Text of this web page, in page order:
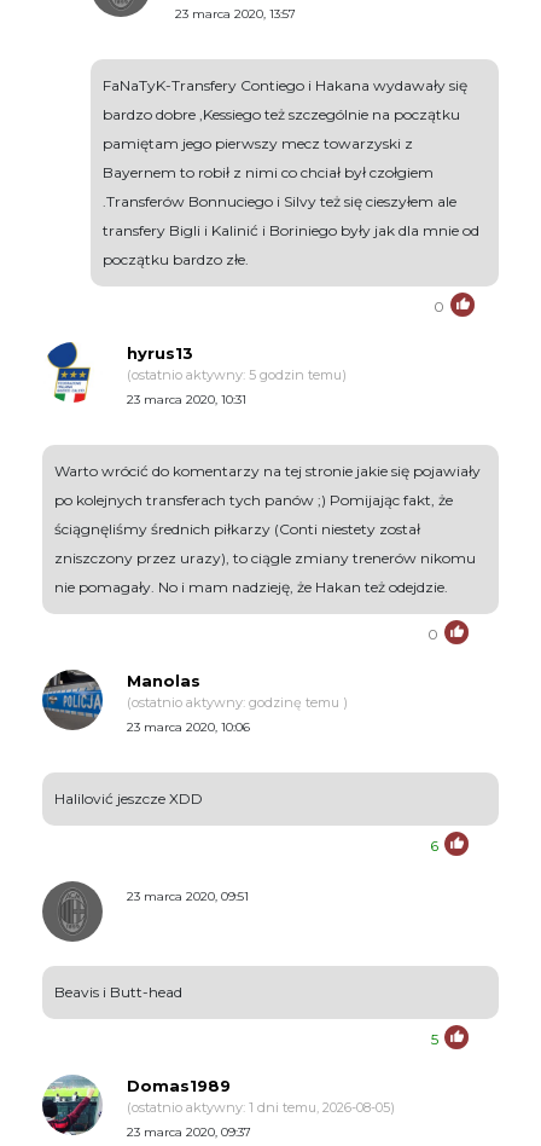
23 marca 2020, 13:57
FaNaTyK-Transfery Contiego i Hakana wydawały się
bardzo dobre ,Kessiego też szczególnie na początku
pamiętam jego pierwszy mecz towarzyski z
Bayernem to robił z nimi co chciał był czołgiem
.Transferów Bonnuciego i Silvy też się cieszyłem ale
transfery Bigli i Kalinić i Boriniego były jak dla mnie od
początku bardzo złe.
0
hyrus13
(ostatnio aktywny: 5 godzin temu)
23 marca 2020, 10:31
Warto wrócić do komentarzy na tej stronie jakie się pojawiały
po kolejnych transferach tych panów ;) Pomijając fakt, że
ściągnęliśmy średnich piłkarzy (Conti niestety został
zniszczony przez urazy), to ciągle zmiany trenerów nikomu
nie pomagały. No i mam nadzieję, że Hakan też odejdzie.
0
Manolas
(ostatnio aktywny: godzinę temu )
23 marca 2020, 10:06
Halilović jeszcze XDD
6
23 marca 2020, 09:51
Beavis i Butt-head
5
Domas1989
(ostatnio aktywny: 1 dni temu, 2026-08-05)
23 marca 2020, 09:37